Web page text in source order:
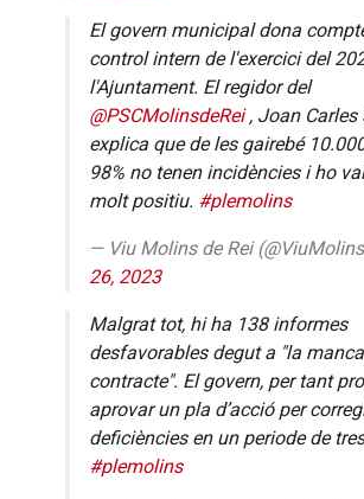
El govern municipal dona
control intern de l'exercici del
l'Ajuntament. El regidor del
@PSCMolinsdeRei, Joan Carles
explica que de les gairebé
98% no tenen incidències i ho
molt positiu. #plemolins
— Viu Molins de Rei
26, 2023
Malgrat tot, hi ha 138 informes
desfavorables degut a "la
contracte". El govern, per tant
aprovar un pla d’acció per
deficiències en un periode de
#plemolins